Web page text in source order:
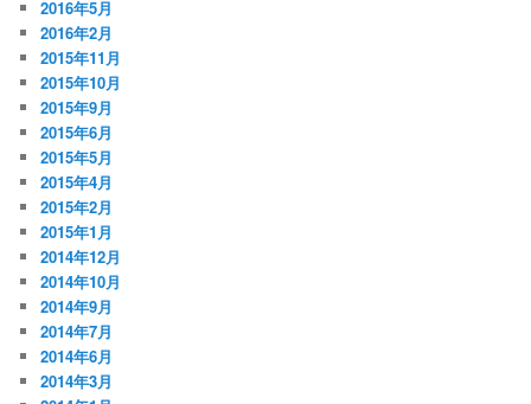
2016年5月
2016年2月
2015年11月
2015年10月
2015年9月
2015年6月
2015年5月
2015年4月
2015年2月
2015年1月
2014年12月
2014年10月
2014年9月
2014年7月
2014年6月
2014年3月